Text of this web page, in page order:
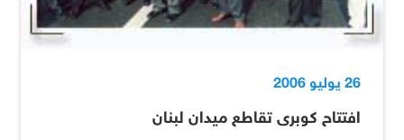
26 يوليو 2006
افتتاح كوبرى تقاطع ميدان لبنان